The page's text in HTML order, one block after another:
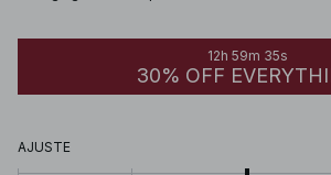
12h 59m 35s
30% OFF
AJUSTE